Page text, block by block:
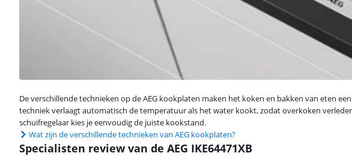
De verschillende technieken op de AEG kookplaten maken het koken en bakken van eten
techniek verlaagt automatisch de temperatuur als het water kookt, zodat overkoken
schuifregelaar kies je eenvoudig de juiste kookstand.
Wat zijn de verschillende technieken van AEG kookplaten?
Specialisten review van de AEG IKE64471XB